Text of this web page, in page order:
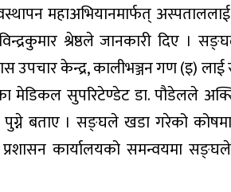
महाअभियानमार्फत्
श्रेष्ठले जानकारी दिए ।
उपचार केन्द्र, कालीभञ्जन गण (इ)
मेडिकल सुपरिटेण्डेट डा. पौडेलले
बताए । सङ्घले खडा गरेको
कार्यालयको समन्वयमा